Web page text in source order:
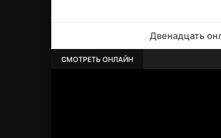
Двенадцать
СМОТРЕТЬ ОНЛАЙН